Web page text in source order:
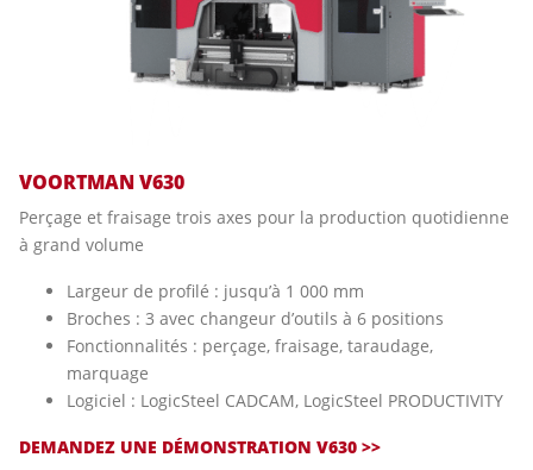
VOORTMAN V630
Perçage et fraisage trois axes pour la production quotidienne
à grand volume
Largeur de profilé : jusqu’à 1 000 mm
Broches : 3 avec changeur d’outils à 6 positions
Fonctionnalités : perçage, fraisage, taraudage,
marquage
Logiciel : LogicSteel CADCAM, LogicSteel PRODUCTIVITY
DEMANDEZ UNE DÉMONSTRATION V630 >>